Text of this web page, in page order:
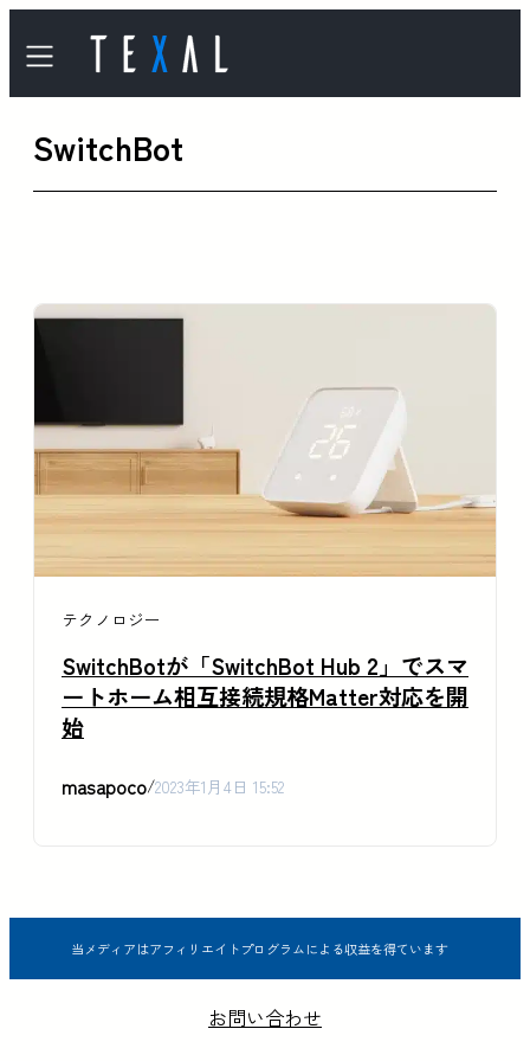
容
を
SwitchBot
テクノロジー
SwitchBotが「SwitchBot Hub 2」でスマ
ートホーム相互接続規格Matter対応を開
始
masapoco/2023年1月4日 15:52
当メディアはアフィリエイトプログラムによる収益を得ています
お問い合わせ